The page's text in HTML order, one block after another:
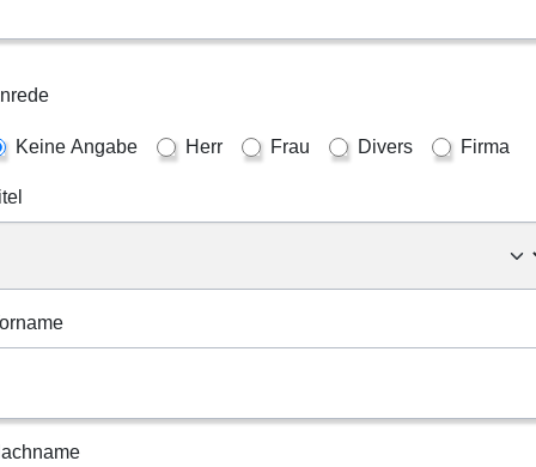
Keine Angabe Herr Frau Divers Firma